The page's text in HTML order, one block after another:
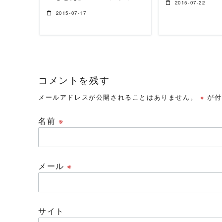
2015-07-17
2015-07-22
コメントを残す
メールアドレスが公開されることはありません。 ※ が
名前 ※
メール※
サイト